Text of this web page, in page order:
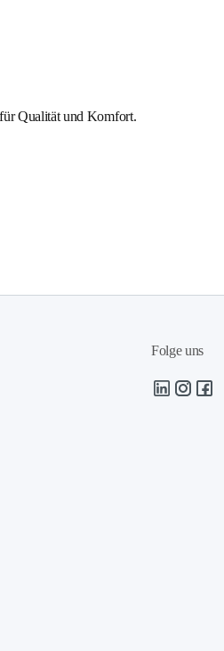
Qualität und Komfort.
Folge uns